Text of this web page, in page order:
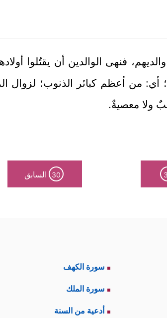
فنهى الوالدين أن يقتُلوا
؛ أي: من أعظم كبائر الذنوب؛ لزوال
ولا معصيةٌ.
30 السابق
سورة الكهف
سورة الملك
أدعية من السنة